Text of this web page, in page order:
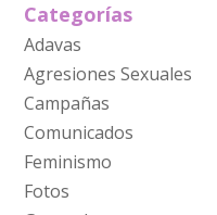
Categorías
Adavas
Agresiones Sexuales
Campañas
Comunicados
Feminismo
Fotos